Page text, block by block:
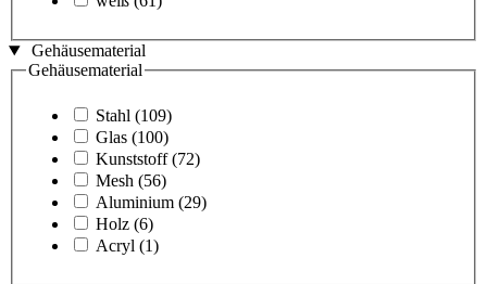
Gehäusematerial
Gehäusematerial
Stahl (109)
Glas (100)
Kunststoff (72)
Mesh (56)
Aluminium (29)
Holz (6)
Acryl (1)